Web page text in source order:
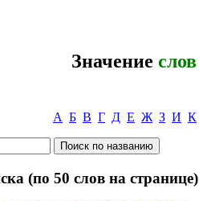
Значение слов
А Б В Г Д Е Ж З И К
(по 50 слов на